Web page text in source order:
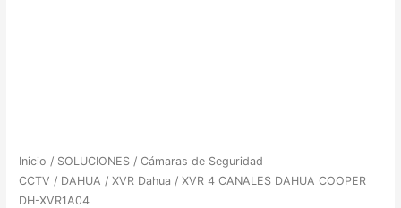
Inicio / SOLUCIONES /Cámaras de Seguridad
CCTV / DAHUA /XVR Dahua / XVR 4 CANALES DAHUA COOPER
DH-XVR1A04